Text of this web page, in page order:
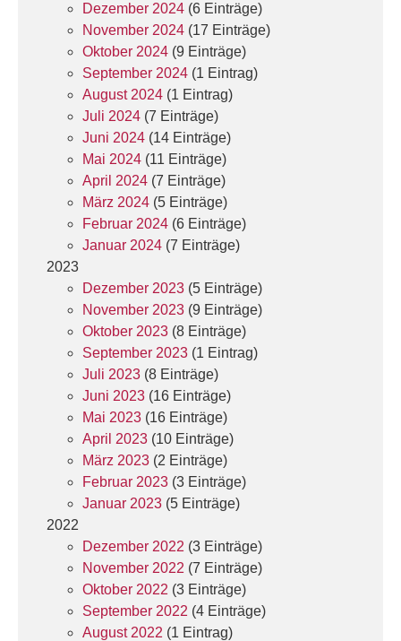
Dezember 2024 (6 Einträge)
November 2024 (17 Einträge)
Oktober 2024 (9 Einträge)
September 2024 (1 Eintrag)
August 2024 (1 Eintrag)
Juli 2024 (7 Einträge)
Juni 2024 (14 Einträge)
Mai 2024 (11 Einträge)
April 2024 (7 Einträge)
März 2024 (5 Einträge)
Februar 2024 (6 Einträge)
Januar 2024 (7 Einträge)
2023
Dezember 2023 (5 Einträge)
November 2023 (9 Einträge)
Oktober 2023 (8 Einträge)
September 2023 (1 Eintrag)
Juli 2023 (8 Einträge)
Juni 2023 (16 Einträge)
Mai 2023 (16 Einträge)
April 2023 (10 Einträge)
März 2023 (2 Einträge)
Februar 2023 (3 Einträge)
Januar 2023 (5 Einträge)
2022
Dezember 2022 (3 Einträge)
November 2022 (7 Einträge)
Oktober 2022 (3 Einträge)
September 2022 (4 Einträge)
August 2022 (1 Eintrag)